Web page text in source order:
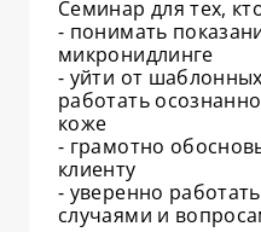
Семинар для тех,
⁃ понимать
микронидлинге
⁃ уйти от
работать
коже
⁃ грамотно
клиенту
⁃ уверенно
случаями и